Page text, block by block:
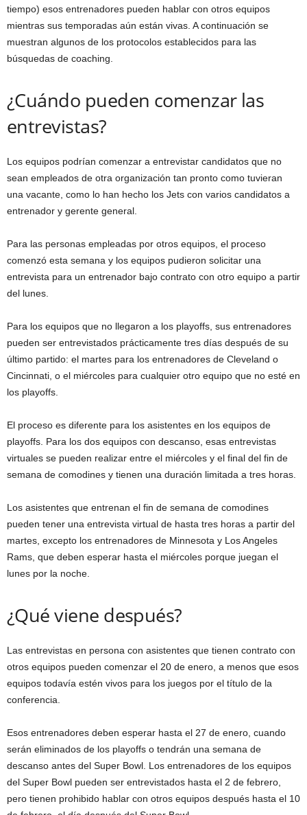
tiempo) esos entrenadores pueden hablar con otros equipos
mientras sus temporadas aún están vivas. A continuación se
muestran algunos de los protocolos establecidos para las
búsquedas de coaching.
¿Cuándo pueden comenzar las
entrevistas?
Los equipos podrían comenzar a entrevistar candidatos que no
sean empleados de otra organización tan pronto como tuvieran
una vacante, como lo han hecho los Jets con varios candidatos a
entrenador y gerente general.
Para las personas empleadas por otros equipos, el proceso
comenzó esta semana y los equipos pudieron solicitar una
entrevista para un entrenador bajo contrato con otro equipo a partir
del lunes.
Para los equipos que no llegaron a los playoffs, sus entrenadores
pueden ser entrevistados prácticamente tres días después de su
último partido: el martes para los entrenadores de Cleveland o
Cincinnati, o el miércoles para cualquier otro equipo que no esté en
los playoffs.
El proceso es diferente para los asistentes en los equipos de
playoffs. Para los dos equipos con descanso, esas entrevistas
virtuales se pueden realizar entre el miércoles y el final del fin de
semana de comodines y tienen una duración limitada a tres horas.
Los asistentes que entrenan el fin de semana de comodines
pueden tener una entrevista virtual de hasta tres horas a partir del
martes, excepto los entrenadores de Minnesota y Los Angeles
Rams, que deben esperar hasta el miércoles porque juegan el
lunes por la noche.
¿Qué viene después?
Las entrevistas en persona con asistentes que tienen contrato con
otros equipos pueden comenzar el 20 de enero, a menos que esos
equipos todavía estén vivos para los juegos por el título de la
conferencia.
Esos entrenadores deben esperar hasta el 27 de enero, cuando
serán eliminados de los playoffs o tendrán una semana de
descanso antes del Super Bowl. Los entrenadores de los equipos
del Super Bowl pueden ser entrevistados hasta el 2 de febrero,
pero tienen prohibido hablar con otros equipos después hasta el 10